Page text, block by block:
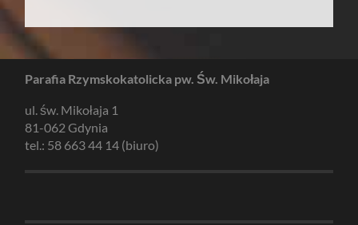
Parafia Rzymskokatolicka pw. Św. Mikołaja
ul. św. Mikołaja 1
81-062 Gdynia
tel.: 58 663 44 14 (biuro)